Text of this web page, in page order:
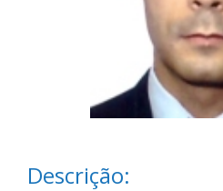
Descrição: